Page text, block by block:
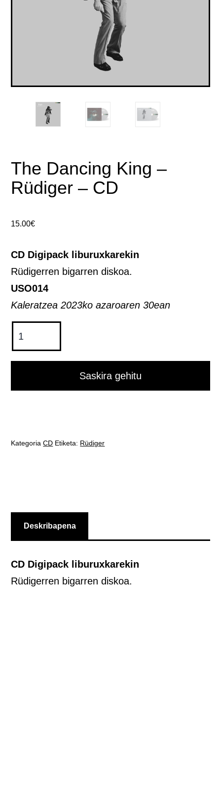
The Dancing King –
Rüdiger – CD
15.00€
CD Digipack liburuxkarekin
Rüdigerren bigarren diskoa.
USO014
Kaleratzea 2023ko azaroaren 30ean
Dancing
Saskira gehitu
KategoriaCD Etiketa: Rüdiger
Deskribapena
CD Digipack liburuxkarekin
Rüdigerren bigarren diskoa.